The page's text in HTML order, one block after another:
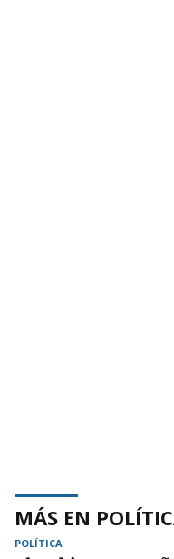
MÁS EN
POLÍTICA